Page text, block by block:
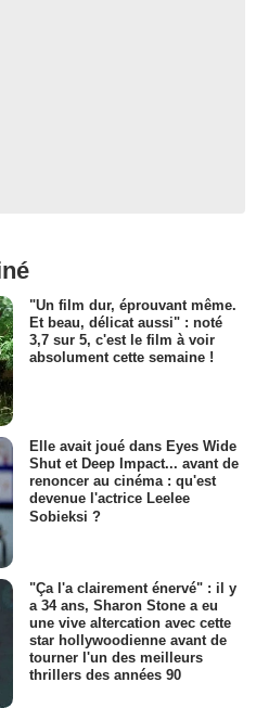
"Un film dur, éprouvant même.
Et beau, délicat aussi" : noté
3,7 sur 5, c'est le film à voir
absolument cette semaine !
Elle avait joué dans Eyes Wide
Shut et Deep Impact... avant de
renoncer au cinéma : qu'est
devenue l'actrice Leelee
Sobieksi ?
"Ça l'a clairement énervé" : il y
a 34 ans, Sharon Stone a eu
une vive altercation avec cette
star hollywoodienne avant de
tourner l'un des meilleurs
thrillers des années 90